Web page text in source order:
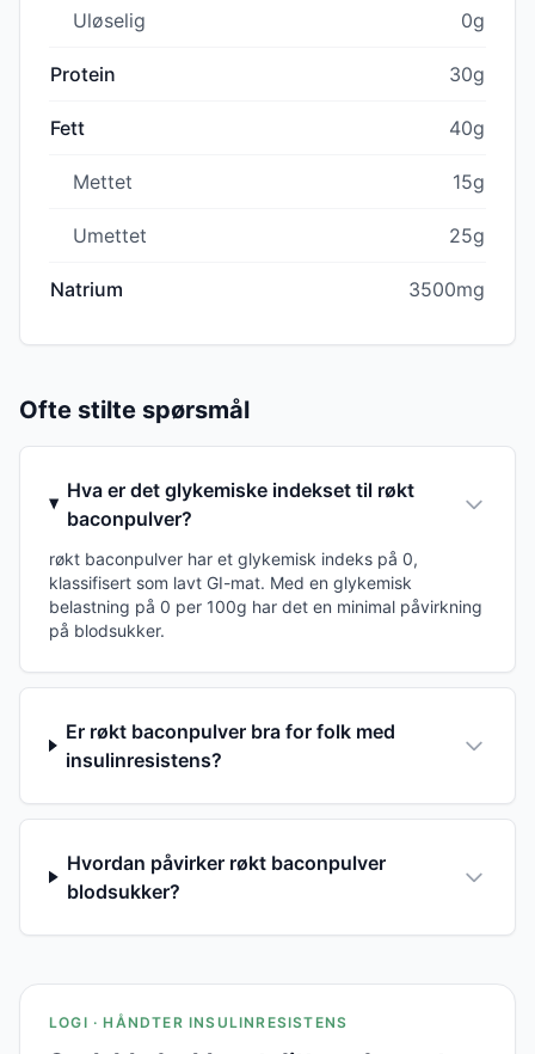
Uløselig 0g
Protein 30g
Fett 40g
Mettet 15g
Umettet 25g
Natrium 3500mg
Ofte stilte spørsmål
Hva er det glykemiske indekset til røkt
baconpulver?
røkt baconpulver har et glykemisk indeks på 0,
klassifisert som lavt GI-mat. Med en glykemisk
belastning på 0 per 100g har det en minimal påvirkning
på blodsukker.
Er røkt baconpulver bra for folk med
insulinresistens?
Hvordan påvirker røkt baconpulver
blodsukker?
LOGI · HÅNDTER INSULINRESISTENS